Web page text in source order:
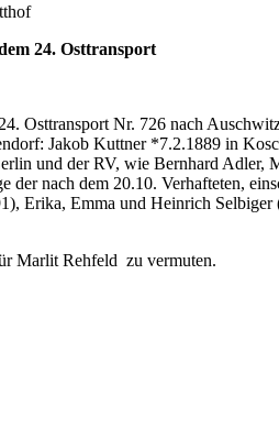
24. Osttransport
Osttransport Nr. 726 nach
Jakob Kuttner *7.2.1889 in
und der RV, wie Bernhard
der nach dem 20.10. Verhafteten,
Erika, Emma und Heinrich
Marlit Rehfeld zu vermuten.